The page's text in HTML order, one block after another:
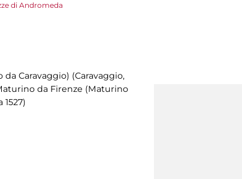
di Andromeda
Caravaggio) (Caravaggio,
da Firenze (Maturino